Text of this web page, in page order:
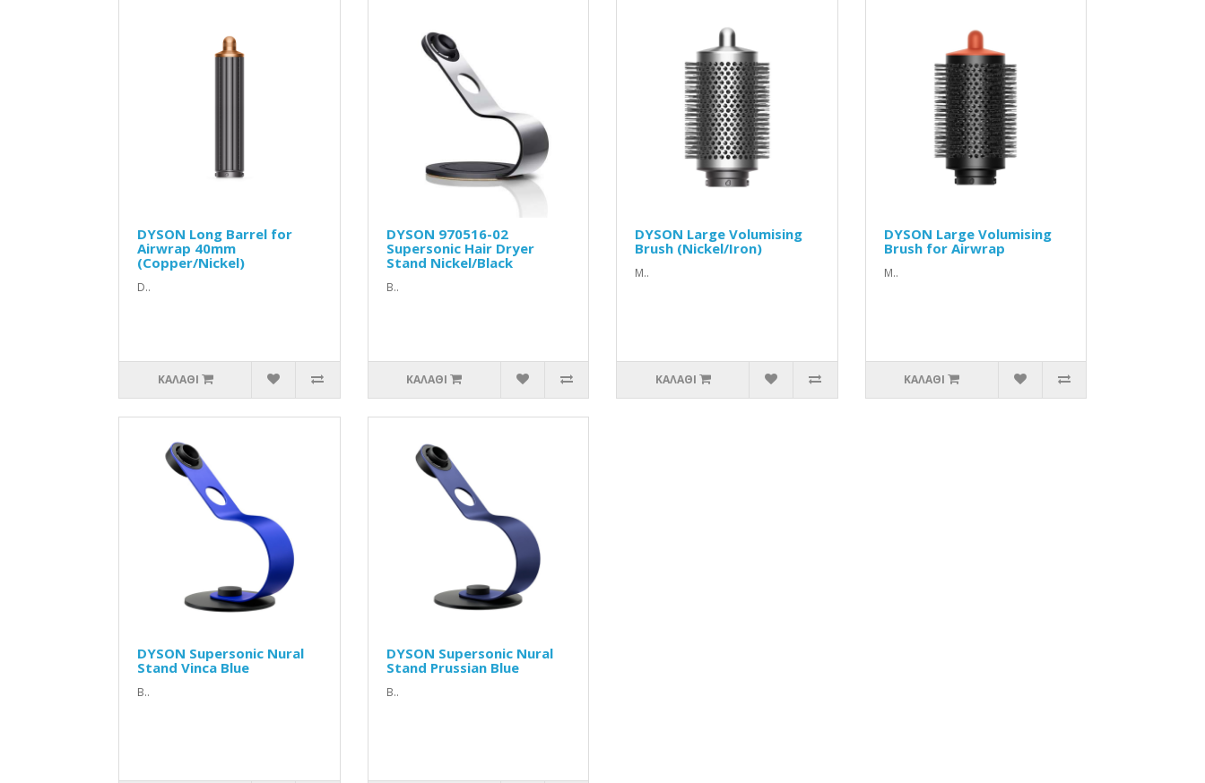
DYSON Long Barrel for
Airwrap 40mm
(Copper/Nickel)
D..
ΚΑΛΆΘΙ
DYSON 970516-02
Supersonic Hair Dryer
Stand Nickel/Black
Β..
ΚΑΛΆΘΙ
DYSON Large Volumising
Brush (Nickel/Iron)
Μ..
ΚΑΛΆΘΙ
DYSON Large Volumising
Brush for Airwrap
Μ..
ΚΑΛΆΘΙ
DYSON Supersonic Nural
Stand Vinca Blue
Β..
DYSON Supersonic Nural
Stand Prussian Blue
Β..